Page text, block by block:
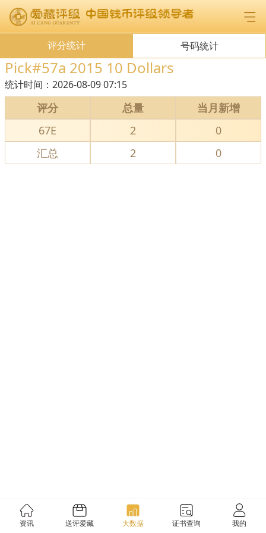
评分统计 号码统计
Pick#57a 2015 10 Dollars
统计时间： 2026-08-09 07:15
评分 总量
当月新增
67E
2
0
汇总
2 0
资讯 送评爱藏 大数据 证书查询 我的